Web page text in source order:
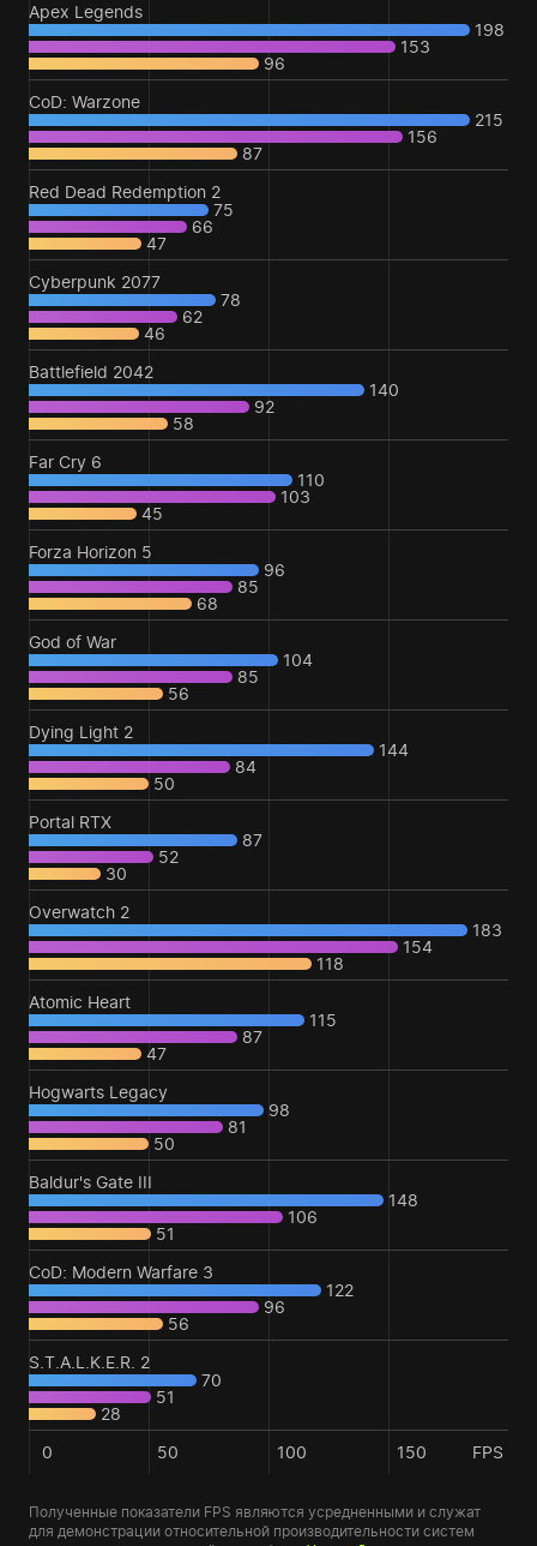
Apex Legends
198
153
96
CoD: Warzone
215
156
87
Red Dead Redemption 2
75
66
47
Cyberpunk 2077
78
62
46
Battlefield 2042
140
92
58
Far Cry 6
110
103
45
Forza Horizon 5
96
85
68
God of War
104
85
56
Dying Light 2
144
84
50
Portal RTX
87
52
30
Overwatch 2
183
154
118
Atomic Heart
115
87
47
Hogwarts Legacy
98
81
50
Baldur's Gate III
148
106
51
CoD: Modern Warfare 3
122
96
56
S.T.A.L.K.E.R. 2
70
51
28
0
50 100 150 FPS
Полученные показатели FPS являются усредненными и служат
для демонстрации относительной производительности систем